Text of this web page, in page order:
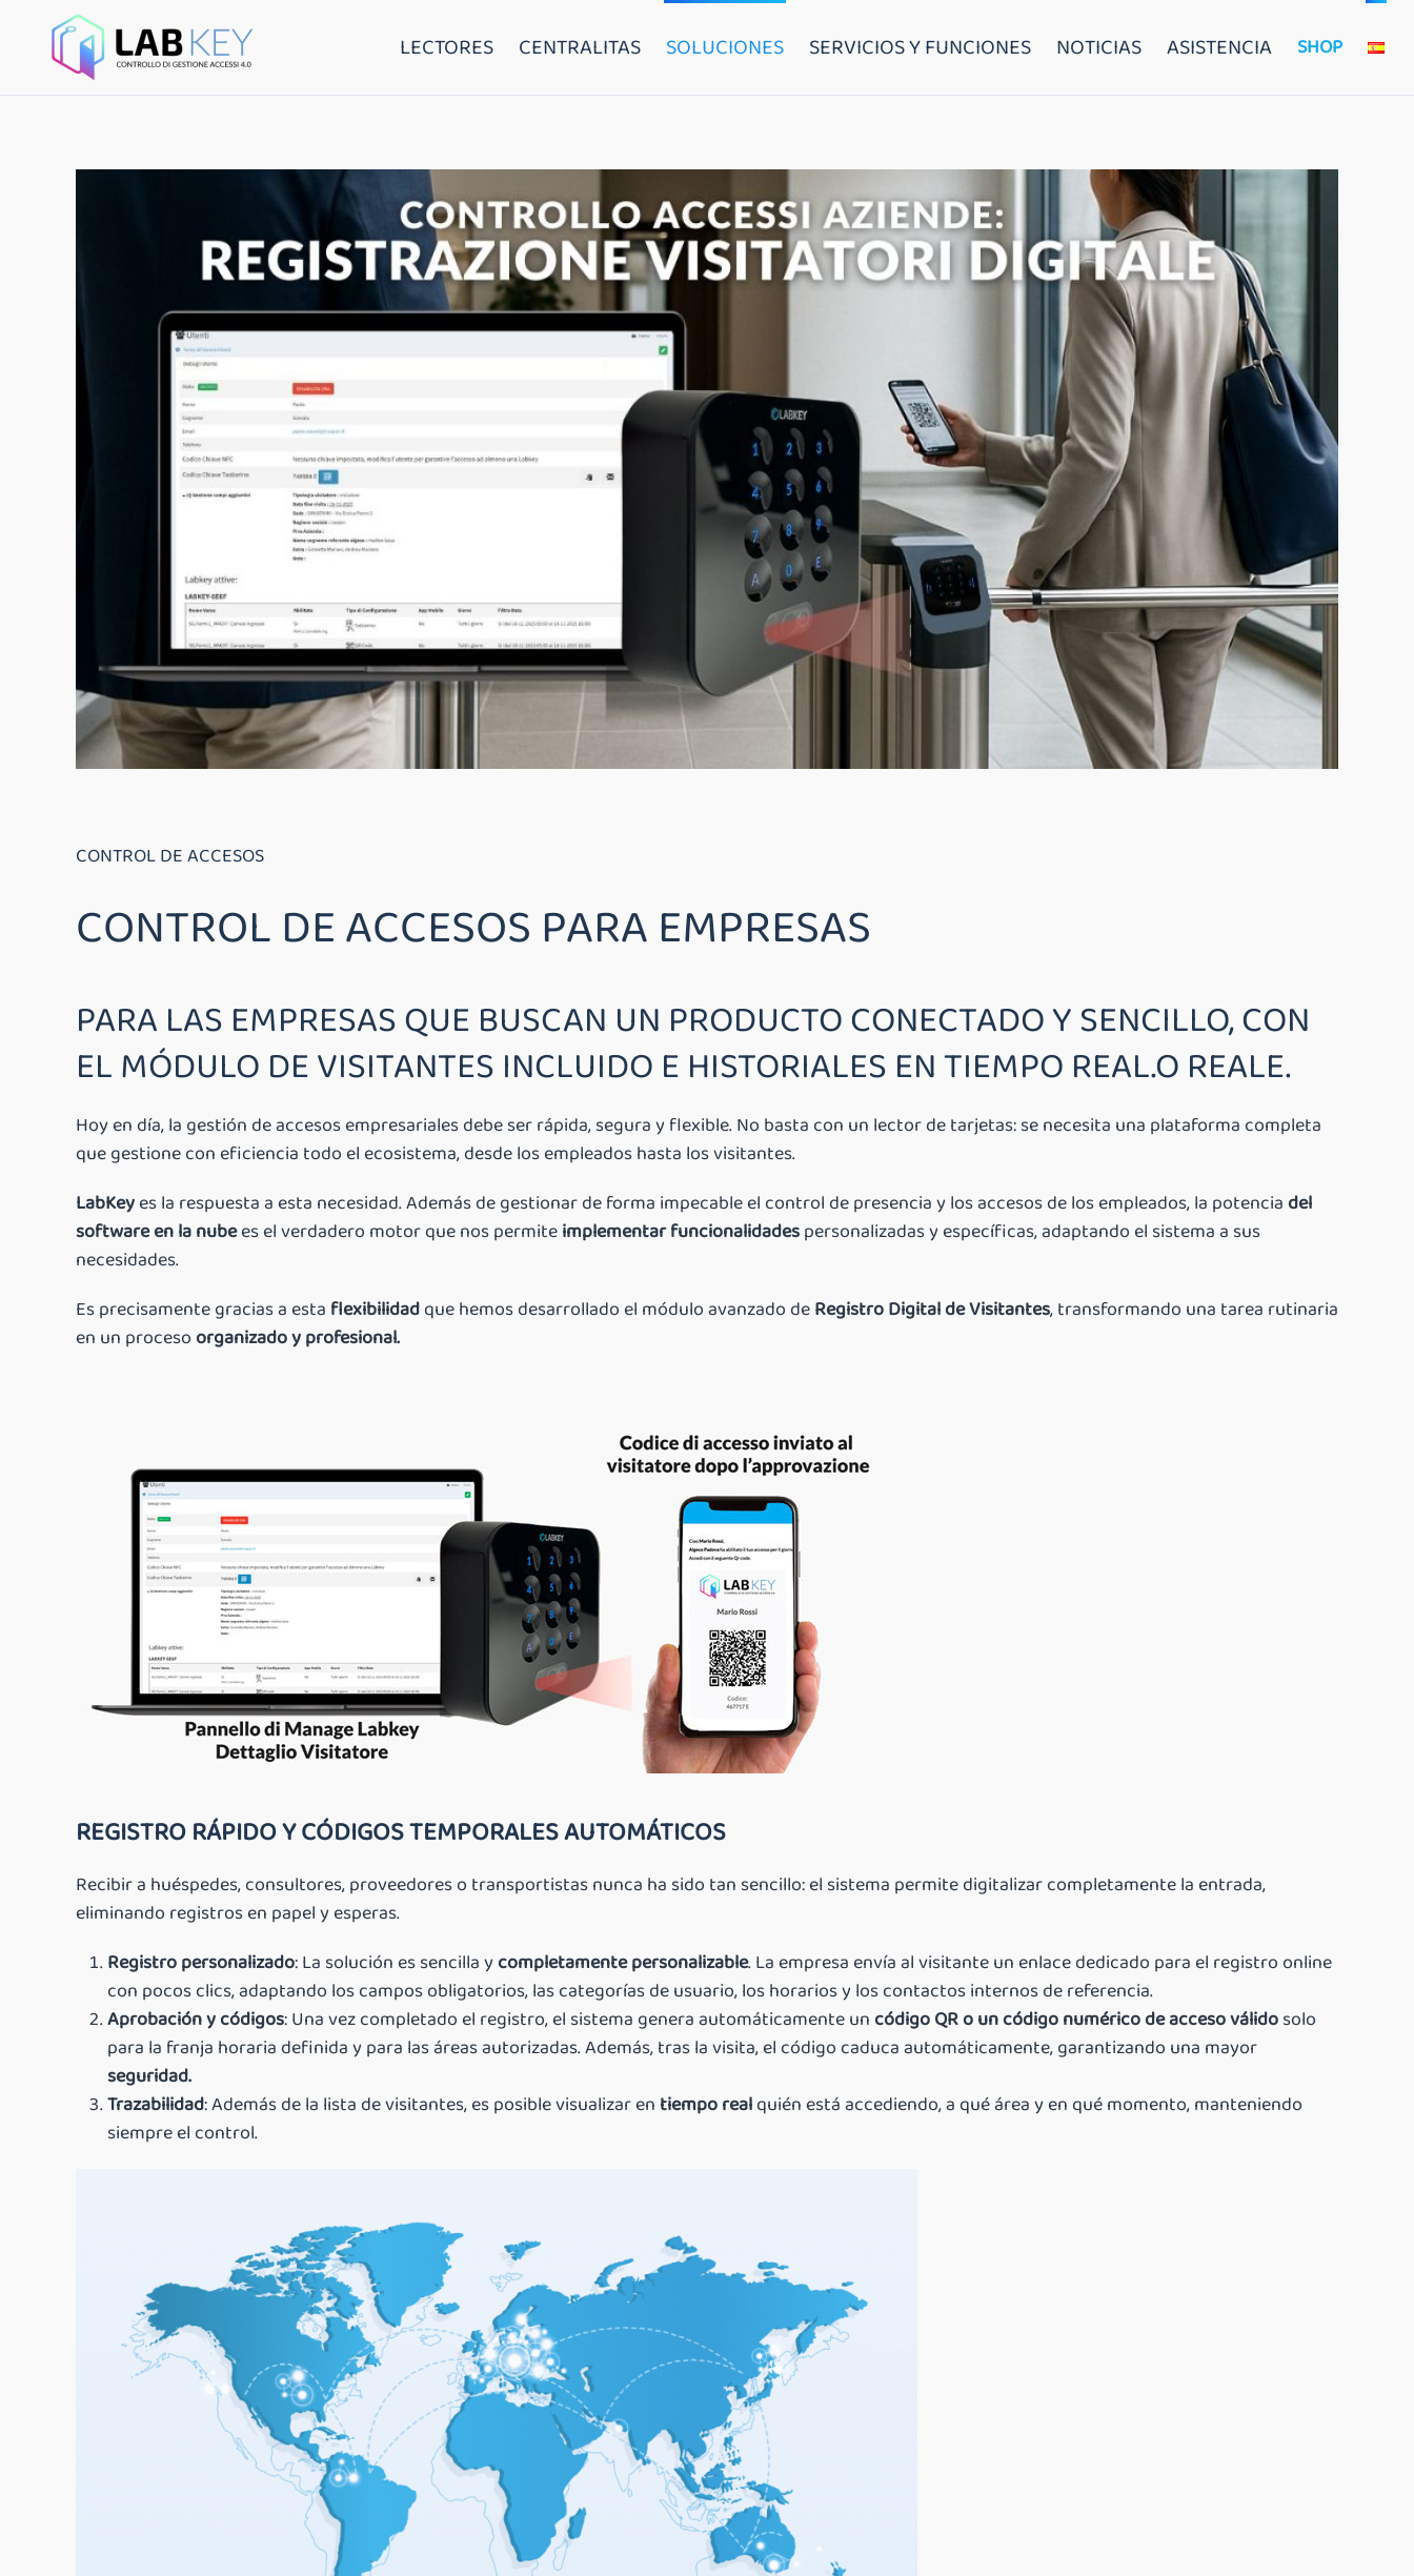
LECTORES CENTRALITAS SOLUCIONES SERVICIOS Y FUNCIONES NOTICIAS ASISTENCIA SHOP
CONTROL DE ACCESOS
CONTROL DE ACCESOS PARA EMPRESAS
PARA LAS EMPRESAS QUE BUSCAN UN PRODUCTO CONECTADO Y SENCILLO, CON
EL MÓDULO DE VISITANTES INCLUIDO E HISTORIALES EN TIEMPO REAL.O REALE.
Hoy en día, la gestión de accesos empresariales debe ser rápida, segura y flexible. No basta con un lector de tarjetas: se necesita una plataforma completa
que gestione con eficiencia todo el ecosistema, desde los empleados hasta los visitantes.
LabKeyes la respuesta a esta necesidad. Además de gestionar de forma impecable el control de presencia y los accesos de los empleados, la potencia del
software en la nubees el verdadero motor que nos permiteimplementar funcionalidadespersonalizadas y específicas, adaptando el sistema a sus
necesidades.
Es precisamente gracias a esta flexibilidadque hemos desarrollado el módulo avanzado deRegistro Digital de Visitantes, transformando una tarea rutinaria
en un proceso organizado y profesional.
REGISTRO RÁPIDO Y CÓDIGOS TEMPORALES AUTOMÁTICOS
Recibir a huéspedes, consultores, proveedores o transportistas nunca ha sido tan sencillo: el sistema permite digitalizar completamente la entrada,
eliminando registros en papel y esperas.
Registro personalizado: La solución es sencilla ycompletamente personalizable. La empresa envía al visitante un enlace dedicado para el registro online
con pocos clics, adaptando los campos obligatorios, las categorías de usuario, los horarios y los contactos internos de referencia.
Aprobación y códigos: Una vez completado el registro, el sistema genera automáticamente un código QR o un código numérico de acceso válidosolo
para la franja horaria definida y para las áreas autorizadas. Además, tras la visita, el código caduca automáticamente, garantizando una mayor
seguridad.
Trazabilidad: Además de la lista de visitantes, es posible visualizar en tiempo realquién está accediendo, a qué área y en qué momento, manteniendo
siempre el control.